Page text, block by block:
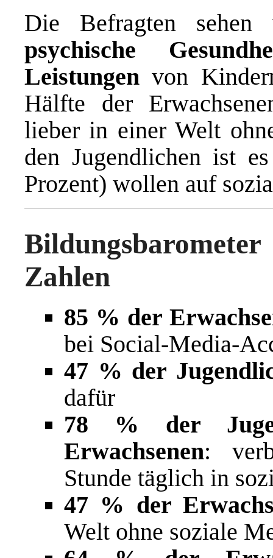
Die Befragten
psychische
Leistungen von
Hälfte der
lieber in einer Welt
den Jugendlichen ist
Prozent) wollen auf
Zahlen
85 % der
bei Social-Media-
47 % der
dafür
78 % der
Erwachsenen:
Stunde täglich in
47 % der
Welt ohne soziale